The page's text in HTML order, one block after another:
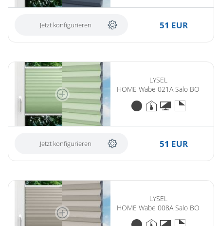
Jetzt konfigurieren 51 EUR
LYSEL
HOME Wabe 021A Salo BO
Jetzt konfigurieren 51 EUR
LYSEL
HOME Wabe 008A Salo BO